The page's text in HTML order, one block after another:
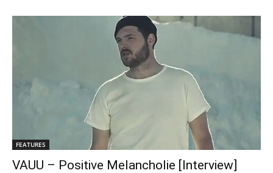
FEATURES
VAUU – Positive Melancholie [Interview]